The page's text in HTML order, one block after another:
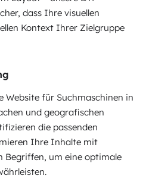
dass Ihre visuellen
Kontext Ihrer Zielgruppe
Website für Suchmaschinen in
und geografischen
die passenden
Ihre Inhalte mit
Begriffen, um eine optimale